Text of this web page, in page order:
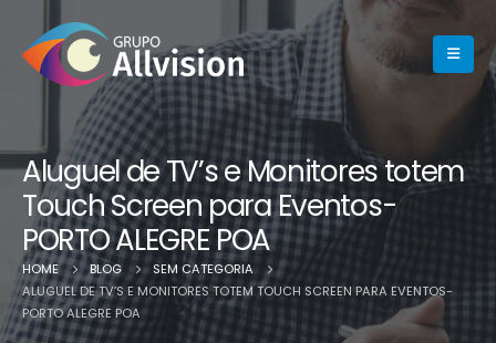
Aluguel de TV’s e Monitores totem
Touch Screen para Eventos-
PORTO ALEGRE POA
HOME BLOG
SEM CATEGORIA
ALUGUEL DE TV’S E MONITORES TOTEM TOUCH SCREEN PARA EVENTOS-
PORTO ALEGRE POA